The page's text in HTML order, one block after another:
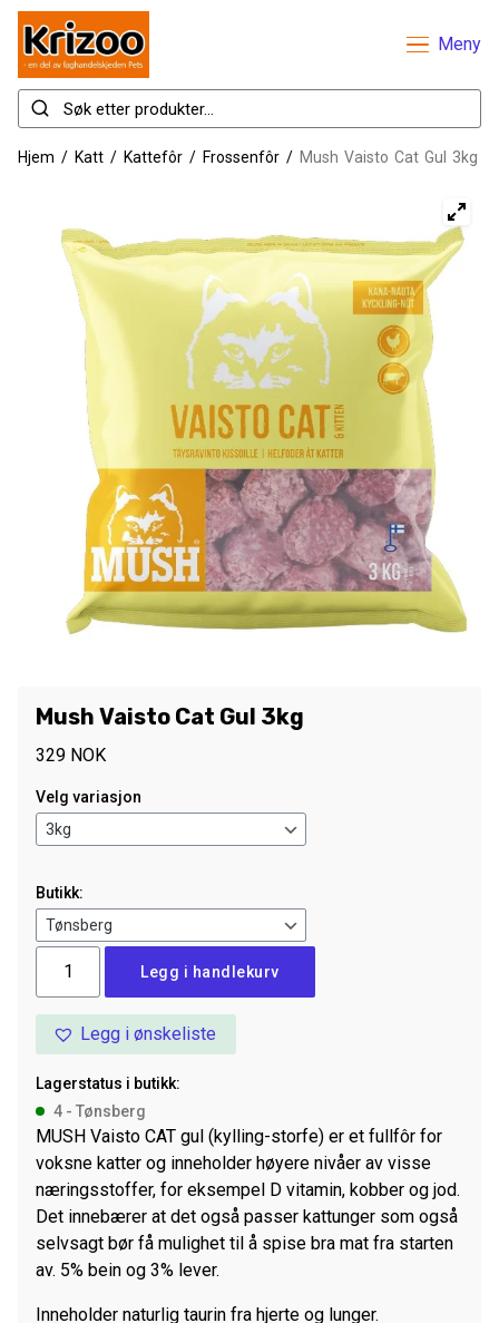
Meny
Hjem / Katt / Kattefôr / Frossenfôr / Mush Vaisto Cat Gul 3kg
Mush Vaisto Cat Gul 3kg
329 NOK
Velg variasjon
Butikk:
Vaisto
Cat
Gul
antall
Legg i handlekurv
Legg i ønskeliste
Lagerstatus i butikk:
4 - Tønsberg
MUSH Vaisto CAT gul (kylling-storfe) er et fullfôr for
voksne katter og inneholder høyere nivåer av visse
næringsstoffer, for eksempel D vitamin, kobber og jod.
Det innebærer at det også passer kattunger som også
selvsagt bør få mulighet til å spise bra mat fra starten
av. 5% bein og 3% lever.
Inneholder naturlig taurin fra hjerte og lunger.